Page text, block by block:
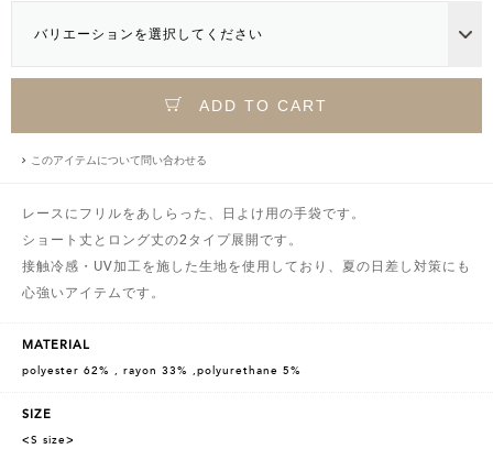
バリエーションを選択してください
ADD TO CART
このアイテムについて問い合わせる
レースにフリルをあしらった、日よけ用の手袋です。
ショート丈とロング丈の2タイプ展開です。
接触冷感・UV加工を施した生地を使用しており、夏の日差し対策にも
心強いアイテムです。
MATERIAL
polyester 62% , rayon 33% ,polyurethane 5%
SIZE
<S size>